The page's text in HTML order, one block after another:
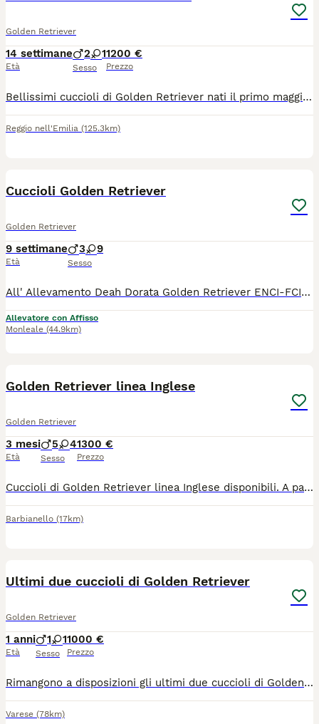
Golden Retriever
14 settimane
Età
2 1
Sesso
1200 €
Prezzo
Bellissimi cuccioli di Golden Retriever nati il primo maggio saranno consegnabili da metà luglio in poi con: - Libretto sanitario con vaccinazioni e sverminazioni eseguite -Pedigree ENCI -Certificato di buona salute rilasciato dal nostro veterinario di fiducia -Garanzie scritte sulla salute I cuccioli sono nati nel nostro allevamento autorizzato di Reggio Emilia e sono visibili insieme ai genitori. Mamma Chanel e papà Falstaff sono in possesso di: - Controlli ufficiali displasia dell'anca e del gomito - Ecocardio ufficiale - Pacchetto test genetici sulla razza. Diamo sempre assistenza pre e post vendita oltre a periodo di pensione gratuito nel caso aveste necessità nei prossimi mesi di dovervi allontanare. Per qualsiasi info o per fissare un appuntamento senza alcun impegno potete contattarmi telefonicamente. Non rispondo a WhatsApp.
Reggio nell'Emilia (125.3km)
Cuccioli Golden Retriever
Golden Retriever
9 settimane
Età
3 9
Sesso
All' Allevamento Deah Dorata Golden Retriever ENCI-FCI dispone di una cucciolata di Alta Genealogia. I cuccioli verranno consegnati alle nuove famiglie con chip, vaccino, sverminazione (4 volte) Certificati Ufficiali dei Genitori entrambi esenti da patologie genetiche ereditarie con Test DNA, Pedigree ENCI e Certificati di buona salute redatto dal veterinario. Per maggiori informazioni non esitate a contattarmi. Grazie.
Allevatore con Affisso
Monleale (44.9km)
Golden Retriever linea Inglese
Golden Retriever
3 mesi
Età
5 4
Sesso
1300 €
Prezzo
Cuccioli di Golden Retriever linea Inglese disponibili. A partire dal 15 di giugno. Genitori esenti displasia anche e gomiti (lettura ufficiale FSA), test genetici, visibili in allevamento. I cuccioli verranno consegnati con microchip, vaccinazione, libretto sanitario, sverminati, puppy kit e pedigree.
Barbianello (17km)
Ultimi due cuccioli di Golden Retriever
Golden Retriever
1 anni
Età
1 1
Sesso
1000 €
Prezzo
Rimangono a disposizioni gli ultimi due cuccioli di Golden Retriever, un maschietto e una femminuccia. I genitori sono entrambi visibili, la madre è quella più scura nelle foto e ha 4 anni mentre il padre è quello più chiaro con quasi 1 anno di età. I cuccioli sono tutti in salute e controllati periodicamente dal veterinario. Verranno consegnati con microchip, ciclo completo di sverminazione e in base alla data di consegna regolare vaccinazione.
Varese (78km)